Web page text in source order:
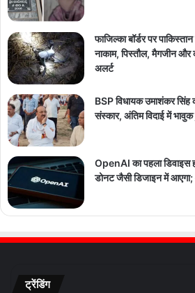
फाजिल्का बॉर्डर पर
नाकाम, पिस्तौल, मैगजीन और
अलर्ट
BSP विधायक उमाशंकर सिंह
संस्कार, अंतिम विदाई में
OpenAI का पहला डिवाइस
डोनट जैसी डिजाइन में
ट्रेंडिंग